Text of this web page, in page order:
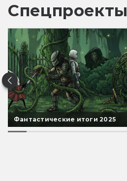
Спецпроекты
Фантастические итоги 2025